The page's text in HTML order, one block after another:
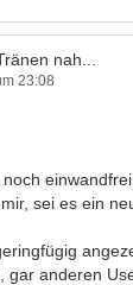
nah...
23:08
einwandfrei.
sei es ein
gar anderen